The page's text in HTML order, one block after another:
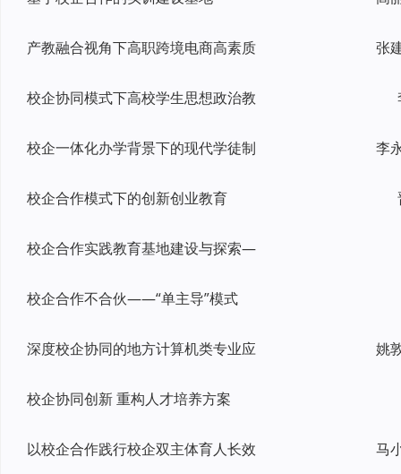
产教融合视角下高职跨境电商高素质
校企协同模式下高校学生思想政治教
校企一体化办学背景下的现代学徒制
校企合作模式下的创新创业教育
校企合作实践教育基地建设与探索—
校企合作不合伙——“单主导”模式
深度校企协同的地方计算机类专业应
校企协同创新 重构人才培养方案
以校企合作践行校企双主体育人长效